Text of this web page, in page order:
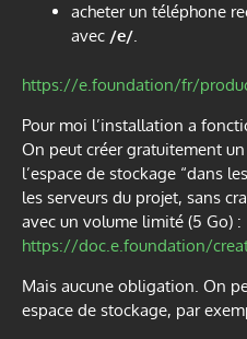
acheter un téléphone
avec /e/.
https://e.foundation/fr/
Pour moi l’installation a
On peut créer gratuitement
l’espace de stockage “dans
les serveurs du projet, sans
avec un volume limité (5 Go) :
https://doc.e.foundation/
Mais aucune obligation. On
espace de stockage, par